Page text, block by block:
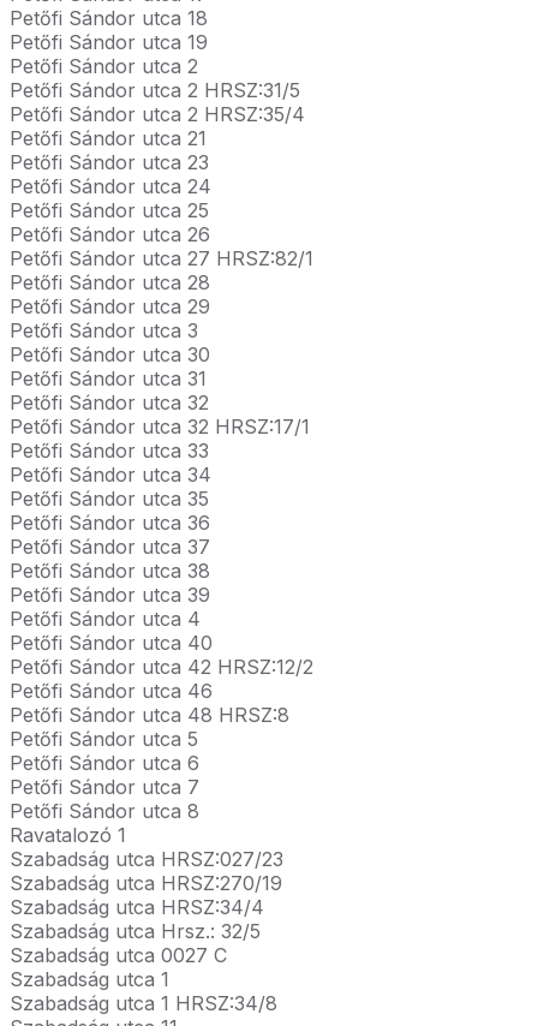
Petőfi Sándor utca 18
Petőfi Sándor utca 19
Petőfi Sándor utca 2
Petőfi Sándor utca 2 HRSZ:31/5
Petőfi Sándor utca 2 HRSZ:35/4
Petőfi Sándor utca 21
Petőfi Sándor utca 23
Petőfi Sándor utca 24
Petőfi Sándor utca 25
Petőfi Sándor utca 26
Petőfi Sándor utca 27 HRSZ:82/1
Petőfi Sándor utca 28
Petőfi Sándor utca 29
Petőfi Sándor utca 3
Petőfi Sándor utca 30
Petőfi Sándor utca 31
Petőfi Sándor utca 32
Petőfi Sándor utca 32 HRSZ:17/1
Petőfi Sándor utca 33
Petőfi Sándor utca 34
Petőfi Sándor utca 35
Petőfi Sándor utca 36
Petőfi Sándor utca 37
Petőfi Sándor utca 38
Petőfi Sándor utca 39
Petőfi Sándor utca 4
Petőfi Sándor utca 40
Petőfi Sándor utca 42 HRSZ:12/2
Petőfi Sándor utca 46
Petőfi Sándor utca 48 HRSZ:8
Petőfi Sándor utca 5
Petőfi Sándor utca 6
Petőfi Sándor utca 7
Petőfi Sándor utca 8
Ravatalozó 1
Szabadság utca HRSZ:027/23
Szabadság utca HRSZ:270/19
Szabadság utca HRSZ:34/4
Szabadság utca Hrsz.: 32/5
Szabadság utca 0027 C
Szabadság utca 1
Szabadság utca 1 HRSZ:34/8